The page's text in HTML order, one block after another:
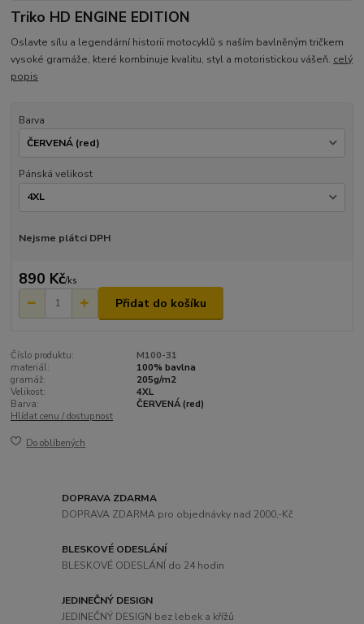
Triko HD ENGINE EDITION
Oslavte sílu a legendární historii motocyklů s naším bavlněným tričkem
vysoké gramáže, které kombinuje kvalitu, styl a motoristickou vášeň. celý
popis
Barva
Pánská velikost
Nejsme plátci DPH
890 Kč/ks
Přidat do košíku
Číslo produktu:
M100-31
materiál:
100% bavlna
gramáž:
205g/m2
Velikost:
4XL
Barva:
ČERVENÁ (red)
Hlídat cenu / dostupnost
Do oblíbených
DOPRAVA ZDARMA
DOPRAVA ZDARMA pro objednávky nad 2000,-Kč
BLESKOVÉ ODESLÁNÍ
BLESKOVÉ ODESLÁNÍ do 24 hodin
JEDINEČNÝ DESIGN
JEDINEČNÝ DESIGN bez lebek a křížů